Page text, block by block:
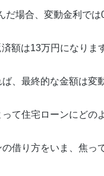
場合、変動金利では
額は13万円になりま
、最終的な金額は変
て住宅ローンにどの
借り方をいま、焦っ